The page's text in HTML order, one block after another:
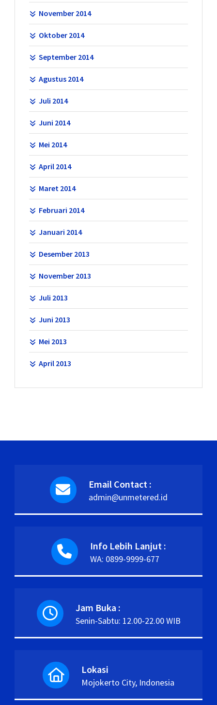
November 2014
Oktober 2014
September 2014
Agustus 2014
Juli 2014
Juni 2014
Mei 2014
April 2014
Maret 2014
Februari 2014
Januari 2014
Desember 2013
November 2013
Juli 2013
Juni 2013
Mei 2013
April 2013
Email Contact :
admin@unmetered.id
Info Lebih Lanjut :
WA: 0899-9999-677
Jam Buka :
Senin-Sabtu: 12.00-22.00 WIB
Lokasi
Mojokerto City, Indonesia